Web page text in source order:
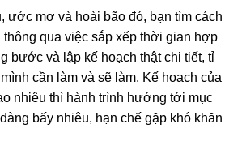
ước mơ và hoài bão đó, bạn tìm cách
qua việc sắp xếp thời gian hợp
bước và lập kế hoạch thật chi tiết, tỉ
cần làm và sẽ làm. Kế hoạch của
nhiêu thì hành trình hướng tới mục
bấy nhiêu, hạn chế gặp khó khăn